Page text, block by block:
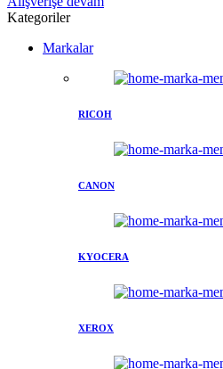
Kategoriler
Markalar
RICOH
CANON
KYOCERA
XEROX